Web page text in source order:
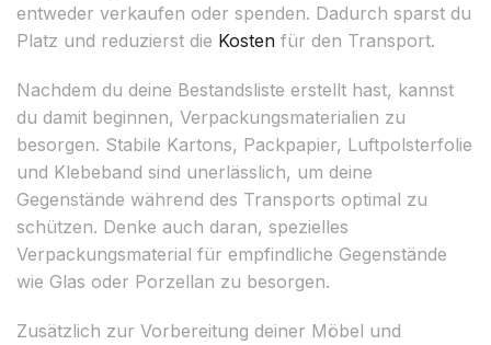
entweder verkaufen oder spenden. Dadurch sparst du
Platz und reduzierst die Kosten für den Transport.
Nachdem du deine Bestandsliste erstellt hast, kannst
du damit beginnen, Verpackungsmaterialien zu
besorgen. Stabile Kartons, Packpapier, Luftpolsterfolie
und Klebeband sind unerlässlich, um deine
Gegenstände während des Transports optimal zu
schützen. Denke auch daran, spezielles
Verpackungsmaterial für empfindliche Gegenstände
wie Glas oder Porzellan zu besorgen.
Zusätzlich zur Vorbereitung deiner Möbel und